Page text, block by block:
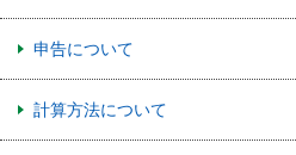
申告について
計算方法について